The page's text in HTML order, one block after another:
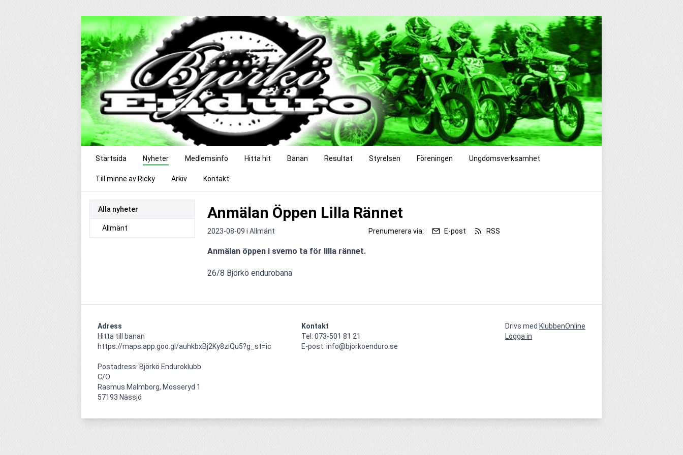
Startsida Nyheter Medlemsinfo Hitta hit Banan Resultat Styrelsen Föreningen Ungdomsverksamhet
Till minne av Ricky Arkiv Kontakt
Alla nyheter
Allmänt
Anmälan Öppen Lilla Rännet
2023-08-09 i Allmänt Prenumerera via: E-post RSS
Anmälan öppen i svemo ta för lilla rännet.
26/8 Björkö endurobana
Adress
Hitta till banan
https://maps.app.goo.gl/auhkbxBj2Ky8ziQu5?g_st=ic
Postadress: Björkö Enduroklubb
C/O
Rasmus Malmborg, Mosseryd 1
57193 Nässjö
Kontakt
Tel: 073-501 81 21
E-post: info@bjorkoenduro.se
Drivs med KlubbenOnline
Logga in